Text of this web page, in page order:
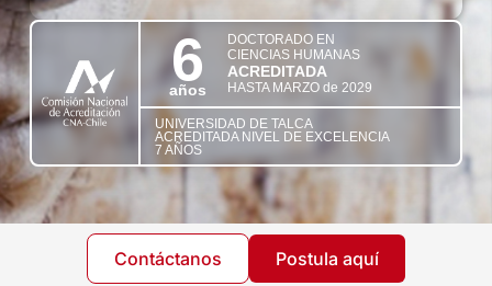
6
años
DOCTORADO EN
CIENCIAS HUMANAS
ACREDITADA
HASTA MARZO de 2029
UNIVERSIDAD DE TALCA
ACREDITADA NIVEL DE EXCELENCIA
7 AÑOS
Contáctanos Postula aquí